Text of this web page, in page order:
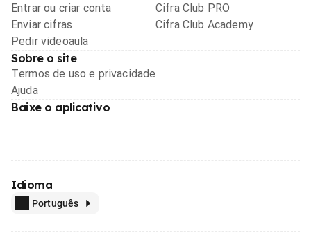
Entrar ou criar conta
Enviar cifras
Pedir videoaula
Cifra Club PRO
Cifra Club Academy
Sobre o site
Termos de uso e privacidade
Ajuda
Baixe o aplicativo
Idioma
Português